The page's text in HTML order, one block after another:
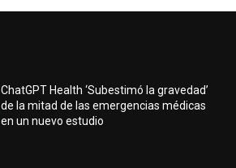
ChatGPT Health ‘Subestimó la gravedad’
de la mitad de las emergencias médicas
en un nuevo estudio